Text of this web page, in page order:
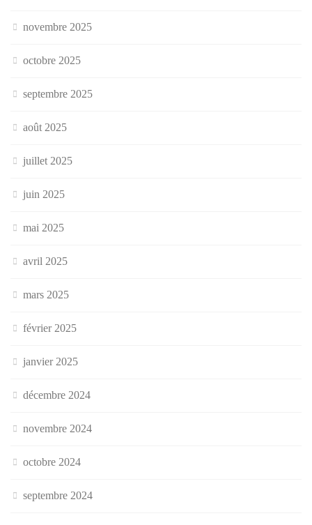
novembre 2025
octobre 2025
septembre 2025
août 2025
juillet 2025
juin 2025
mai 2025
avril 2025
mars 2025
février 2025
janvier 2025
décembre 2024
novembre 2024
octobre 2024
septembre 2024